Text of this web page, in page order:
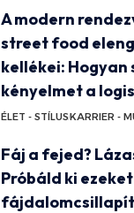
A modern
street food
kellékei: Hogyan
kényelmet a
ÉLET - STÍLUSKARRIER -
Fáj a fejed?
Próbáld ki